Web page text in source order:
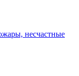
несчастные